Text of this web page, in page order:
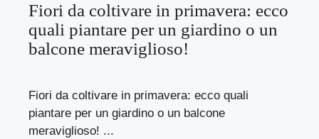
Fiori da coltivare in primavera: ecco
quali piantare per un giardino o un
balcone meraviglioso!
Fiori da coltivare in primavera: ecco quali
piantare per un giardino o un balcone
meraviglioso! ...